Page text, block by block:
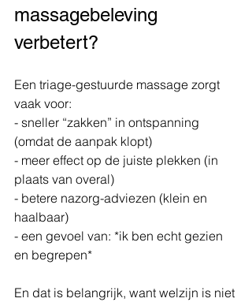
massagebeleving
verbetert?
Een triage-gestuurde massage zorgt
vaak voor:
- sneller “zakken” in ontspanning
(omdat de aanpak klopt)
- meer effect op de juiste plekken (in
plaats van overal)
- betere nazorg-adviezen (klein en
haalbaar)
- een gevoel van: *ik ben echt gezien
en begrepen*
En dat is belangrijk, want welzijn is niet